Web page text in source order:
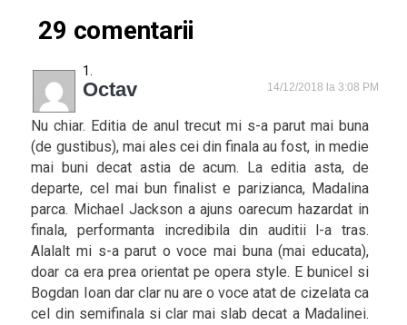
29 comentarii
Octav 14/12/2018 la 3:08 PM
Nu chiar. Editia de anul trecut mi s-a parut mai buna
(de gustibus), mai ales cei din finala au fost, in medie
mai buni decat astia de acum. La editia asta, de
departe, cel mai bun finalist e parizianca, Madalina
parca. Michael Jackson a ajuns oarecum hazardat in
finala, performanta incredibila din auditii l-a tras.
Alalalt mi s-a parut o voce mai buna (mai educata),
doar ca era prea orientat pe opera style. E bunicel si
Bogdan Ioan dar clar nu are o voce atat de cizelata ca
cel din semifinala si clar mai slab decat a Madalinei.